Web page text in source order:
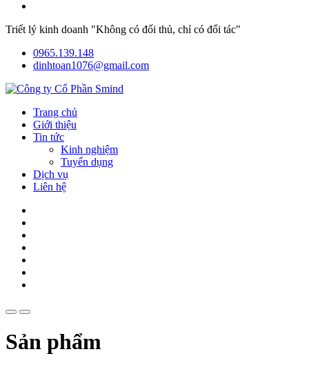
Triết lý kinh doanh "Không có đối thủ, chỉ có đối tác"
0965.139.148
dinhtoan1076@gmail.com
Trang chủ
Giới thiệu
Tin tức
Kinh nghiệm
Tuyển dụng
Dịch vụ
Liên hệ
Sản phẩm